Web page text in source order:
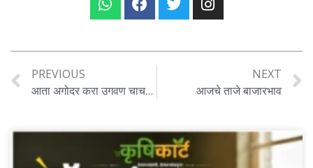
PREVIOUS
आता अगोदर करा उगवण चाचणी , मगच बियाणे पेरा
NEXT
आजचे ताजे बाजारभाव